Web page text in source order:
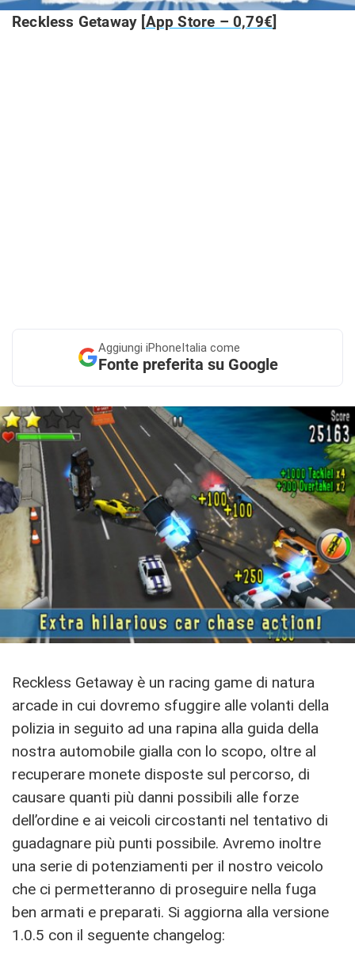
Reckless Getaway [App Store – 0,79€]
Aggiungi iPhoneItalia come
Fonte preferita su Google
Reckless Getaway è un racing game di natura
arcade in cui dovremo sfuggire alle volanti della
polizia in seguito ad una rapina alla guida della
nostra automobile gialla con lo scopo, oltre al
recuperare monete disposte sul percorso, di
causare quanti più danni possibili alle forze
dell’ordine e ai veicoli circostanti nel tentativo di
guadagnare più punti possibile. Avremo inoltre
una serie di potenziamenti per il nostro veicolo
che ci permetteranno di proseguire nella fuga
ben armati e preparati. Si aggiorna alla versione
1.0.5 con il seguente changelog: